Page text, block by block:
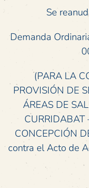
Se
Demanda
(PARA LA
PROVISIÓN DE
ÁREAS DE
CURRIDABAT
CONCEPCIÓN
contra el Acto de